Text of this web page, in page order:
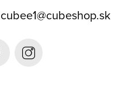
cubee1@cubeshop.sk